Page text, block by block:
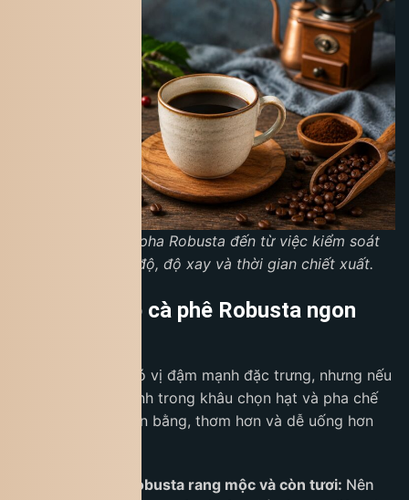
Phần lớn lỗi khi pha Robusta đến từ việc kiểm soát
chưa tốt nhiệt độ, độ xay và thời gian chiết xuất.
Bí quyết giúp cà phê Robusta ngon
Cà phê Robusta có vị đậm mạnh đặc trưng, nhưng nếu
biết cách điều chỉnh trong khâu chọn hạt và pha chế
thì ly cà phê sẽ cân bằng, thơm hơn và dễ uống hơn
Chọn cà phê Robusta rang mộc và còn tươi: Nên